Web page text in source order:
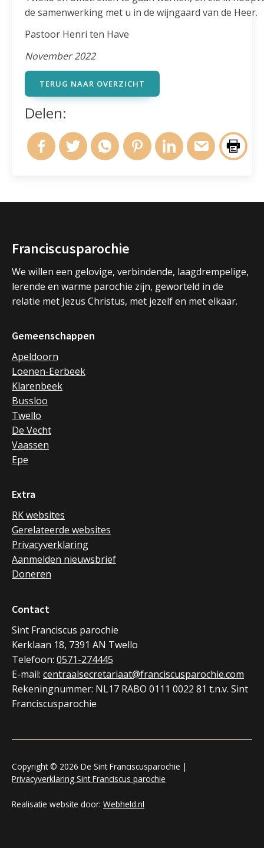
de samenwerking met u in de wijngaard van de Heer.
Pastoor Henri ten Have
November 2022
TERUG NAAR OVERZICHT
Delen:
Franciscusparochie
We willen een gelovige, verbindende, laagdrempelige,
lerende en warme parochie zijn, geworteld in de
relatie met Jezus Christus, met jezelf en met elkaar.
Gemeenschappen
Apeldoorn
Loenen-Eerbeek
Klarenbeek
Bussloo
Twello
De Vecht
Vaassen
Epe
Extra
RK websites
Gerelateerde websites
Privacyverklaring
Aanmelden nieuwsbrief
Doneren
Contact
Sint Franciscus parochie
Kerklaan 18, 7391 AN Twello
Telefoon: 0571-274445
E-mail: centraalsecretariaat@franciscusparochie.com
Rekeningnummer: NL17 RABO 0111 0022 81 t.n.v. Sint
Franciscusparochie
Copyright © 2026 De Sint Franciscusparochie |
Privacyverklaring Sint Franciscus parochie
Realisatie website door: Webheld.nl